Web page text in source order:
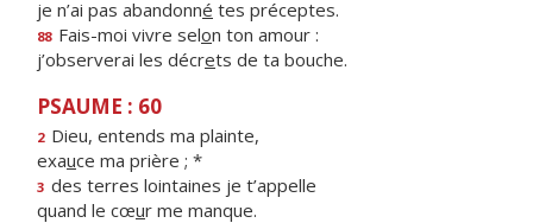
je n’ai pas abandonné tes préceptes.
88 Fais-moi vivre selon ton amour :
j’observerai les décrets de ta bouche.
PSAUME : 60
2 Dieu, entends ma plainte,
exauce ma prière ; *
3 des terres lointaines je t’appelle
quand le cœur me manque.